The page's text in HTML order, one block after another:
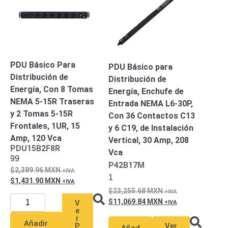
y
ApoyoPantallas
/
MonitoresVideowall
Seguridad
Protección
Contra
Descargas
CoaxialCorriente
DirectaRedes
Servidores
Almacenamiento
Accesorios
Almacenamiento
NAS /
PDU Básico Para
Distribución de
Energía, Con 8 Tomas
NEMA 5-15R Traseras
y 2 Tomas 5-15R
Frontales, 1UR, 15
Amp, 120 Vca
PDU15B2F8R
99
2,389.96MXN
1,431.90 MXN
Añadir
V
e
r
P
PDU Básico para
Distribución de
Energía, Enchufe de
Entrada NEMA L6-30P,
Con 36 Contactos C13
y 6 C19, de Instalación
Vertical, 30 Amp, 208
Vca
P42B17M
1
23,255.68MXN
11,069.84 MXN
Ver